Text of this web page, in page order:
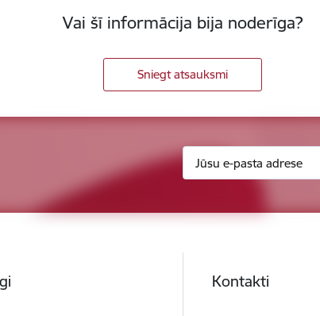
Vai šī informācija bija noderīga?
Sniegt atsauksmi
Kontakti